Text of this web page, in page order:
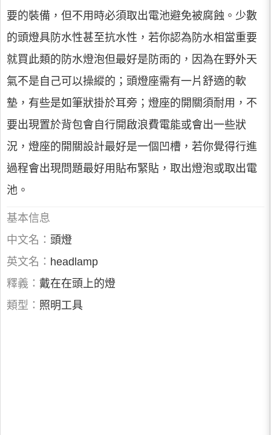
要的裝備，但不用時必須取出電池避免被腐蝕。少數
的頭燈具防水性甚至抗水性，若你認為防水相當重要
就買此類的防水燈泡但最好是防雨的，因為在野外天
氣不是自己可以操縱的；頭燈座需有一片舒適的軟
墊，有些是如筆狀掛於耳旁；燈座的開關須耐用，不
要出現置於背包會自行開啟浪費電能或會出一些狀
況，燈座的開關設計最好是一個凹槽，若你覺得行進
過程會出現問題最好用貼布緊貼，取出燈泡或取出電
池。
基本信息
中文名： 頭燈
英文名： headlamp
釋義： 戴在在頭上的燈
類型： 照明工具